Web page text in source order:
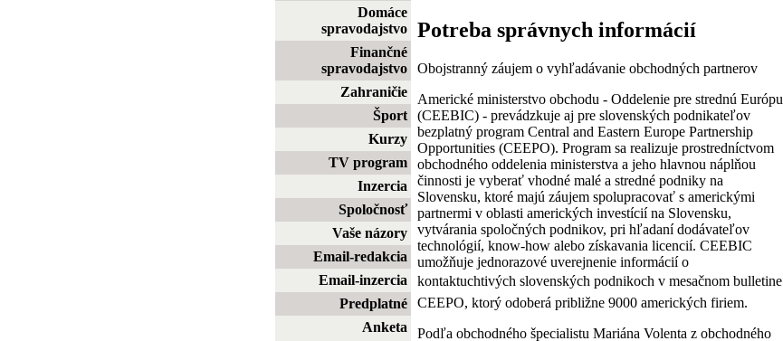
Domáce
spravodajstvo
Finančné
spravodajstvo
Zahraničie
Šport
Kurzy
TV program
Inzercia
Spoločnosť
Vaše názory
Email-redakcia
Email-inzercia
Predplatné
Anketa
Potreba správnych informácií
Obojstranný záujem o vyhľadávanie obchodných partnerov
Americké ministerstvo obchodu - Oddelenie pre strednú Európu
(CEEBIC) - prevádzkuje aj pre slovenských podnikateľov
bezplatný program Central and Eastern Europe Partnership
Opportunities (CEEPO). Program sa realizuje prostredníctvom
obchodného oddelenia ministerstva a jeho hlavnou náplňou
činnosti je vyberať vhodné malé a stredné podniky na
Slovensku, ktoré majú záujem spolupracovať s americkými
partnermi v oblasti amerických investícií na Slovensku,
vytvárania spoločných podnikov, pri hľadaní dodávateľov
technológií, know-how alebo získavania licencií. CEEBIC
umožňuje jednorazové uverejnenie informácií o
kontaktuchtivých slovenských podnikoch v mesačnom bulletine
CEEPO, ktorý odoberá približne 9000 amerických firiem.
Podľa obchodného špecialistu Mariána Volenta z obchodného